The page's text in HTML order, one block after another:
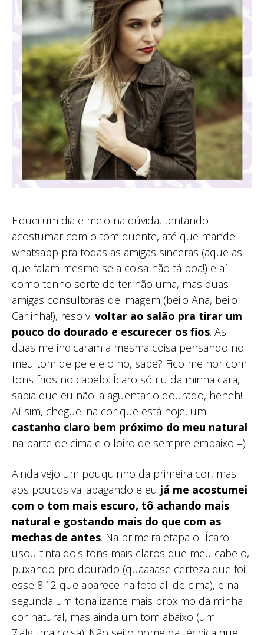
Fiquei um dia e meio na dúvida, tentando
acostumar com o tom quente, até que mandei
whatsapp pra todas as amigas sinceras (aquelas
que falam mesmo se a coisa não tá boa!) e aí
como tenho sorte de ter não uma, mas duas
amigas consultoras de imagem (beijo Ana, beijo
Carlinha!), resolvi voltar ao salão pra tirar um
pouco do dourado e escurecer os fios. As
duas me indicaram a mesma coisa pensando no
meu tom de pele e olho, sabe? Fico melhor com
tons frios no cabelo. Ícaro só riu da minha cara,
sabia que eu não ia aguentar o dourado, heheh!
Aí sim, cheguei na cor que está hoje, um
castanho claro bem próximo do meu natural
na parte de cima e o loiro de sempre embaixo =)
Ainda vejo um pouquinho da primeira cor, mas
aos poucos vai apagando e eu já me acostumei
com o tom mais escuro, tô achando mais
natural e gostando mais do que com as
mechas de antes. Na primeira etapa o Ícaro
usou tinta dois tons mais claros que meu cabelo,
puxando pro dourado (quaaaase certeza que foi
esse 8.12 que aparece na foto ali de cima), e na
segunda um tonalizante mais próximo da minha
cor natural, mas ainda um tom abaixo (um